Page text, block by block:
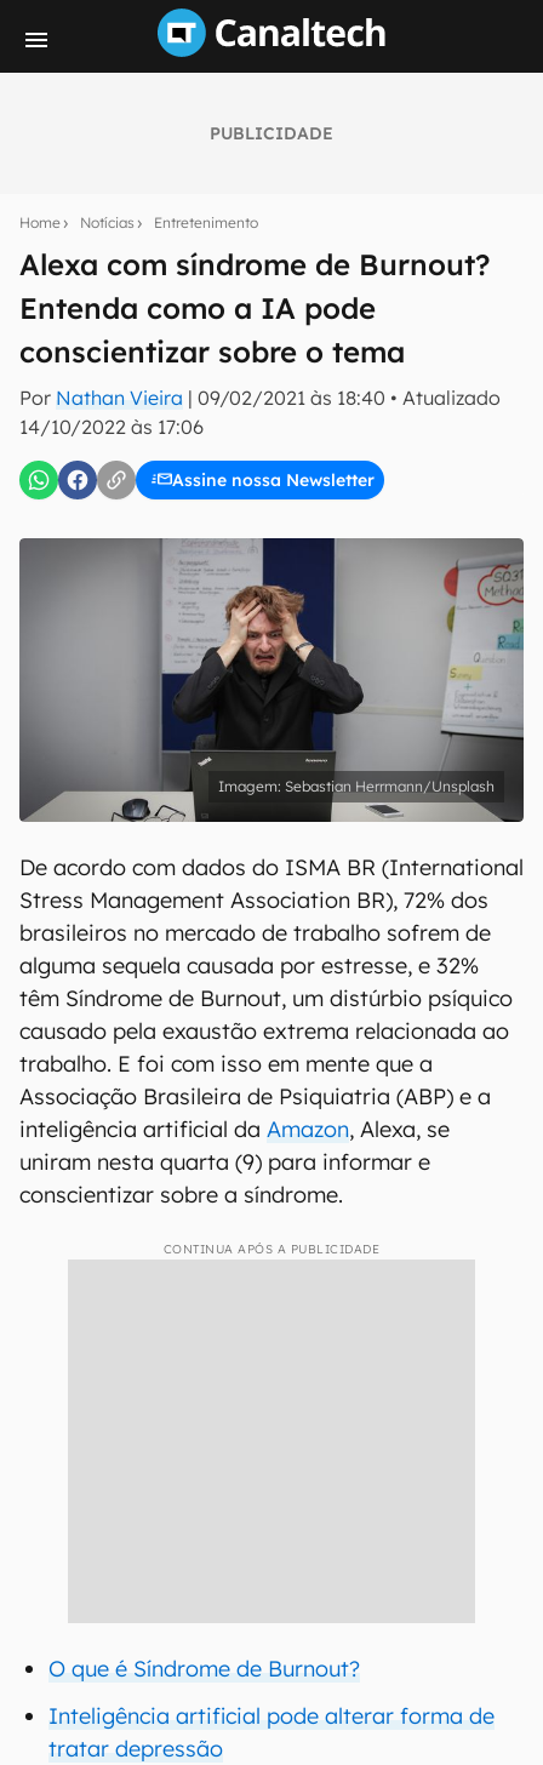
PUBLICIDADE
Home Notícias Entretenimento
Alexa com síndrome de Burnout?
Entenda como a IA pode
conscientizar sobre o tema
Por Nathan Vieira | 09/02/2021 às 18:40 • Atualizado
14/10/2022 às 17:06
Assine nossa Newsletter
notícias e reviews sobre tecnologia em primeira
E-mail
inscreva-se
Confirmo que li, aceito e concordo com os Termos de
Uso e Política de Privacidade do Canaltech.
Sebastian Herrmann/Unsplash
De acordo com dados do ISMA BR (International
Stress Management Association BR), 72% dos
brasileiros no mercado de trabalho sofrem de
alguma sequela causada por estresse, e 32%
têm Síndrome de Burnout, um distúrbio psíquico
causado pela exaustão extrema relacionada ao
trabalho. E foi com isso em mente que a
Associação Brasileira de Psiquiatria (ABP) e a
inteligência artificial da Amazon, Alexa, se
uniram nesta quarta (9) para informar e
conscientizar sobre a síndrome.
CONTINUA APÓS A PUBLICIDADE
O que é Síndrome de Burnout?
Inteligência artificial pode alterar forma de
tratar depressão